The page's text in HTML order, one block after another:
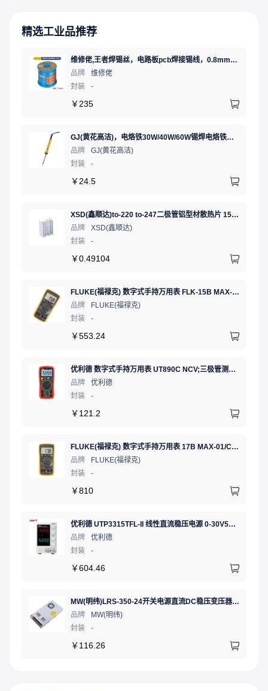
精选工业品推荐
维修佬,王者焊锡丝，电路板pcb焊接锡线，0.8mm800g,1个
品牌
维修佬
封装
-
￥ 235
GJ(黄花高洁)，电烙铁30W/40W/60W锡焊电烙铁焊接工具电焊笔手机电子维修（内热35W），NO.435(35W)
品牌
GJ(黄花高洁)
封装
-
￥ 24.5
XSD(鑫顺达)to-220 to-247二极管铝型材散热片 15.5*10.5*21 本色带针大功率电子散热器（可定制）
品牌
XSD(鑫顺达)
封装
-
￥0.49104
FLUKE(福禄克) 数字式手持万用表 FLK-15B MAX-01/CN 二极管测试;通断测试
品牌
FLUKE(福禄克)
封装
-
￥553.24
优利德 数字式手持万用表 UT890C NCV;三极管测试;二极管测试;火线辨别;真有效值;通断测试
品牌
优利德
封装
-
￥ 121.2
FLUKE(福禄克) 数字式手持万用表 17B MAX-01/CN 二极管测试;相对值;通断测试
品牌
FLUKE(福禄克)
封装
-
￥810
优利德 UTP3315TFL-II 线性直流稳压电源 0-30V5A 低噪声高精度实验电源
品牌
优利德
封装
-
￥604.46
MW(明纬)LRS-350-24开关电源直流DC稳压变压器监控24V 14.6A
品牌
MW(明纬)
封装
-
￥ 116.26